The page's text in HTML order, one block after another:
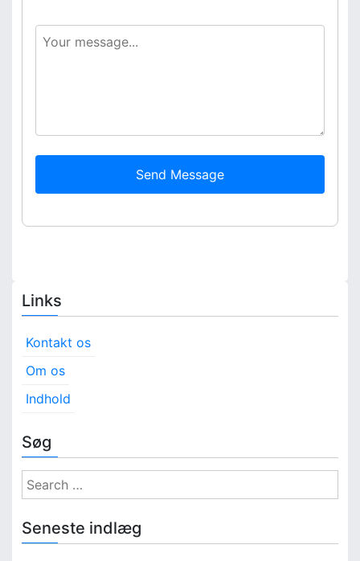
Send Message
Links
Kontakt os
Om os
Indhold
Søg
S
e
a
rSeneste indlæg